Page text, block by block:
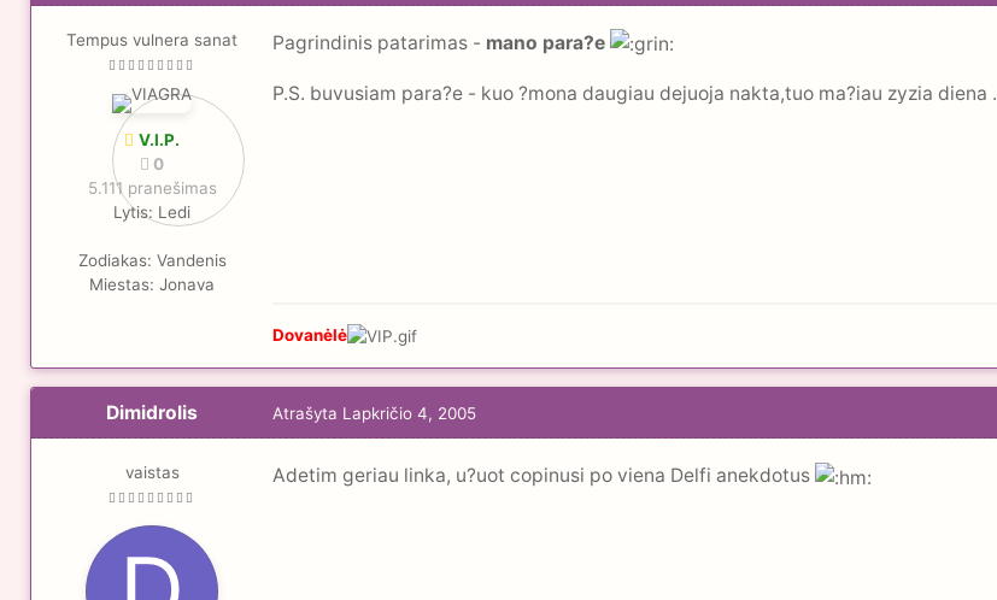
Tempus vulnera sanat
V.I.P.
0
5.111 pranešimas
Lytis: Ledi
Zodiakas: Vandenis
Miestas: Jonava
Pagrindinis patarimas - mano para?e
P.S. buvusiam para?e - kuo ?mona daugiau dejuoja nakta,tuo ma?iau zyzia diena .
Dovanėlė
Dimidrolis
vaistas
Atrašyta Lapkričio 4, 2005
Adetim geriau linka, u?uot copinusi po viena Delfi anekdotus